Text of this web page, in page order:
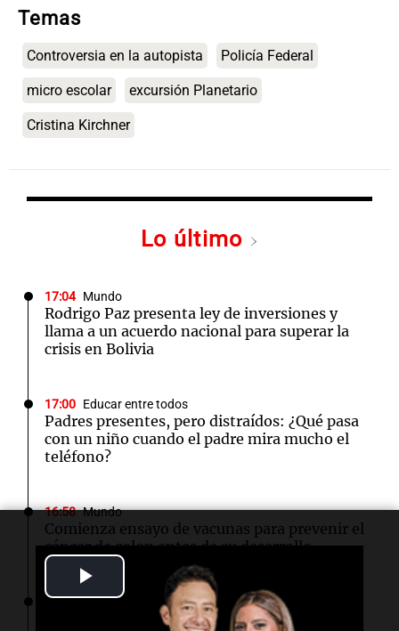
Video
Temas
Controversia en la autopista Policía Federal
micro escolar excursión Planetario
Cristina Kirchner
Lo último
17:04 Mundo
Rodrigo Paz presenta ley de inversiones y
llama a un acuerdo nacional para superar la
crisis en Bolivia
17:00 Educar entre todos
Padres presentes, pero distraídos: ¿Qué pasa
con un niño cuando el padre mira mucho el
teléfono?
16:58 Mundo
Comienza ensayo de vacunas para prevenir el
cáncer de colon antes de su desarrollo
16:54 Sociedad
El sistema Lince permitió detener a